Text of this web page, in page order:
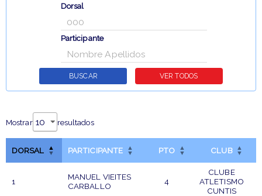
Dorsal
Participante
Mostrar resultados
DORSAL PARTICIPANTE PTO CLUB
1
MANUEL VIEITES
CARBALLO
4
CLUBE
ATLETISMO
CUNTIS